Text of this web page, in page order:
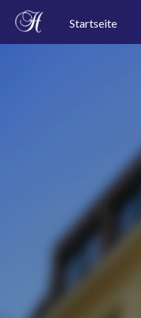
Startseite